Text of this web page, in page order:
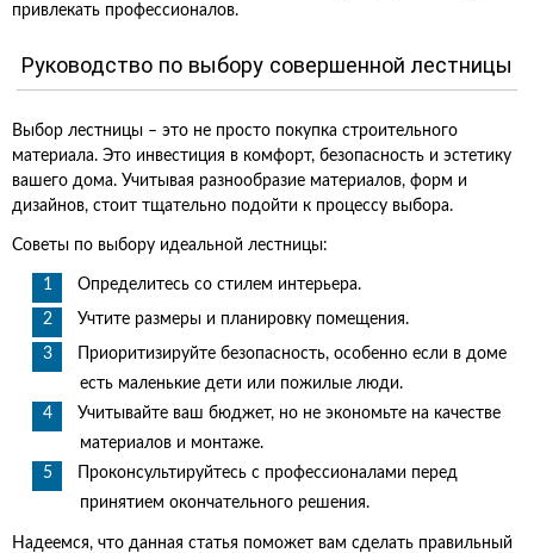
привлекать профессионалов.
Руководство по выбору совершенной лестницы
Выбор лестницы – это не просто покупка строительного
материала. Это инвестиция в комфорт, безопасность и эстетику
вашего дома. Учитывая разнообразие материалов, форм и
дизайнов, стоит тщательно подойти к процессу выбора.
Советы по выбору идеальной лестницы:
Определитесь со стилем интерьера.
Учтите размеры и планировку помещения.
Приоритизируйте безопасность, особенно если в доме
есть маленькие дети или пожилые люди.
Учитывайте ваш бюджет, но не экономьте на качестве
материалов и монтаже.
Проконсультируйтесь с профессионалами перед
принятием окончательного решения.
Надеемся, что данная статья поможет вам сделать правильный